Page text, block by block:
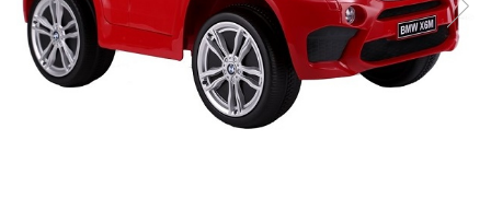
Jucarii RC cu telecomanda